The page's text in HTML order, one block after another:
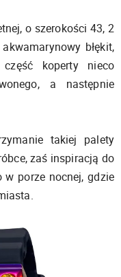
o szerokości 43, 2
błękit,
koperty nieco
a następnie
takiej palety
zaś inspiracją do
w porze nocnej, gdzie